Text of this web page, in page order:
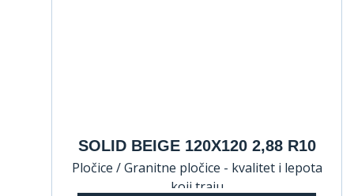
SOLID BEIGE 120X120 2,88 R10
Pločice / Granitne pločice - kvalitet i lepota
koji traju